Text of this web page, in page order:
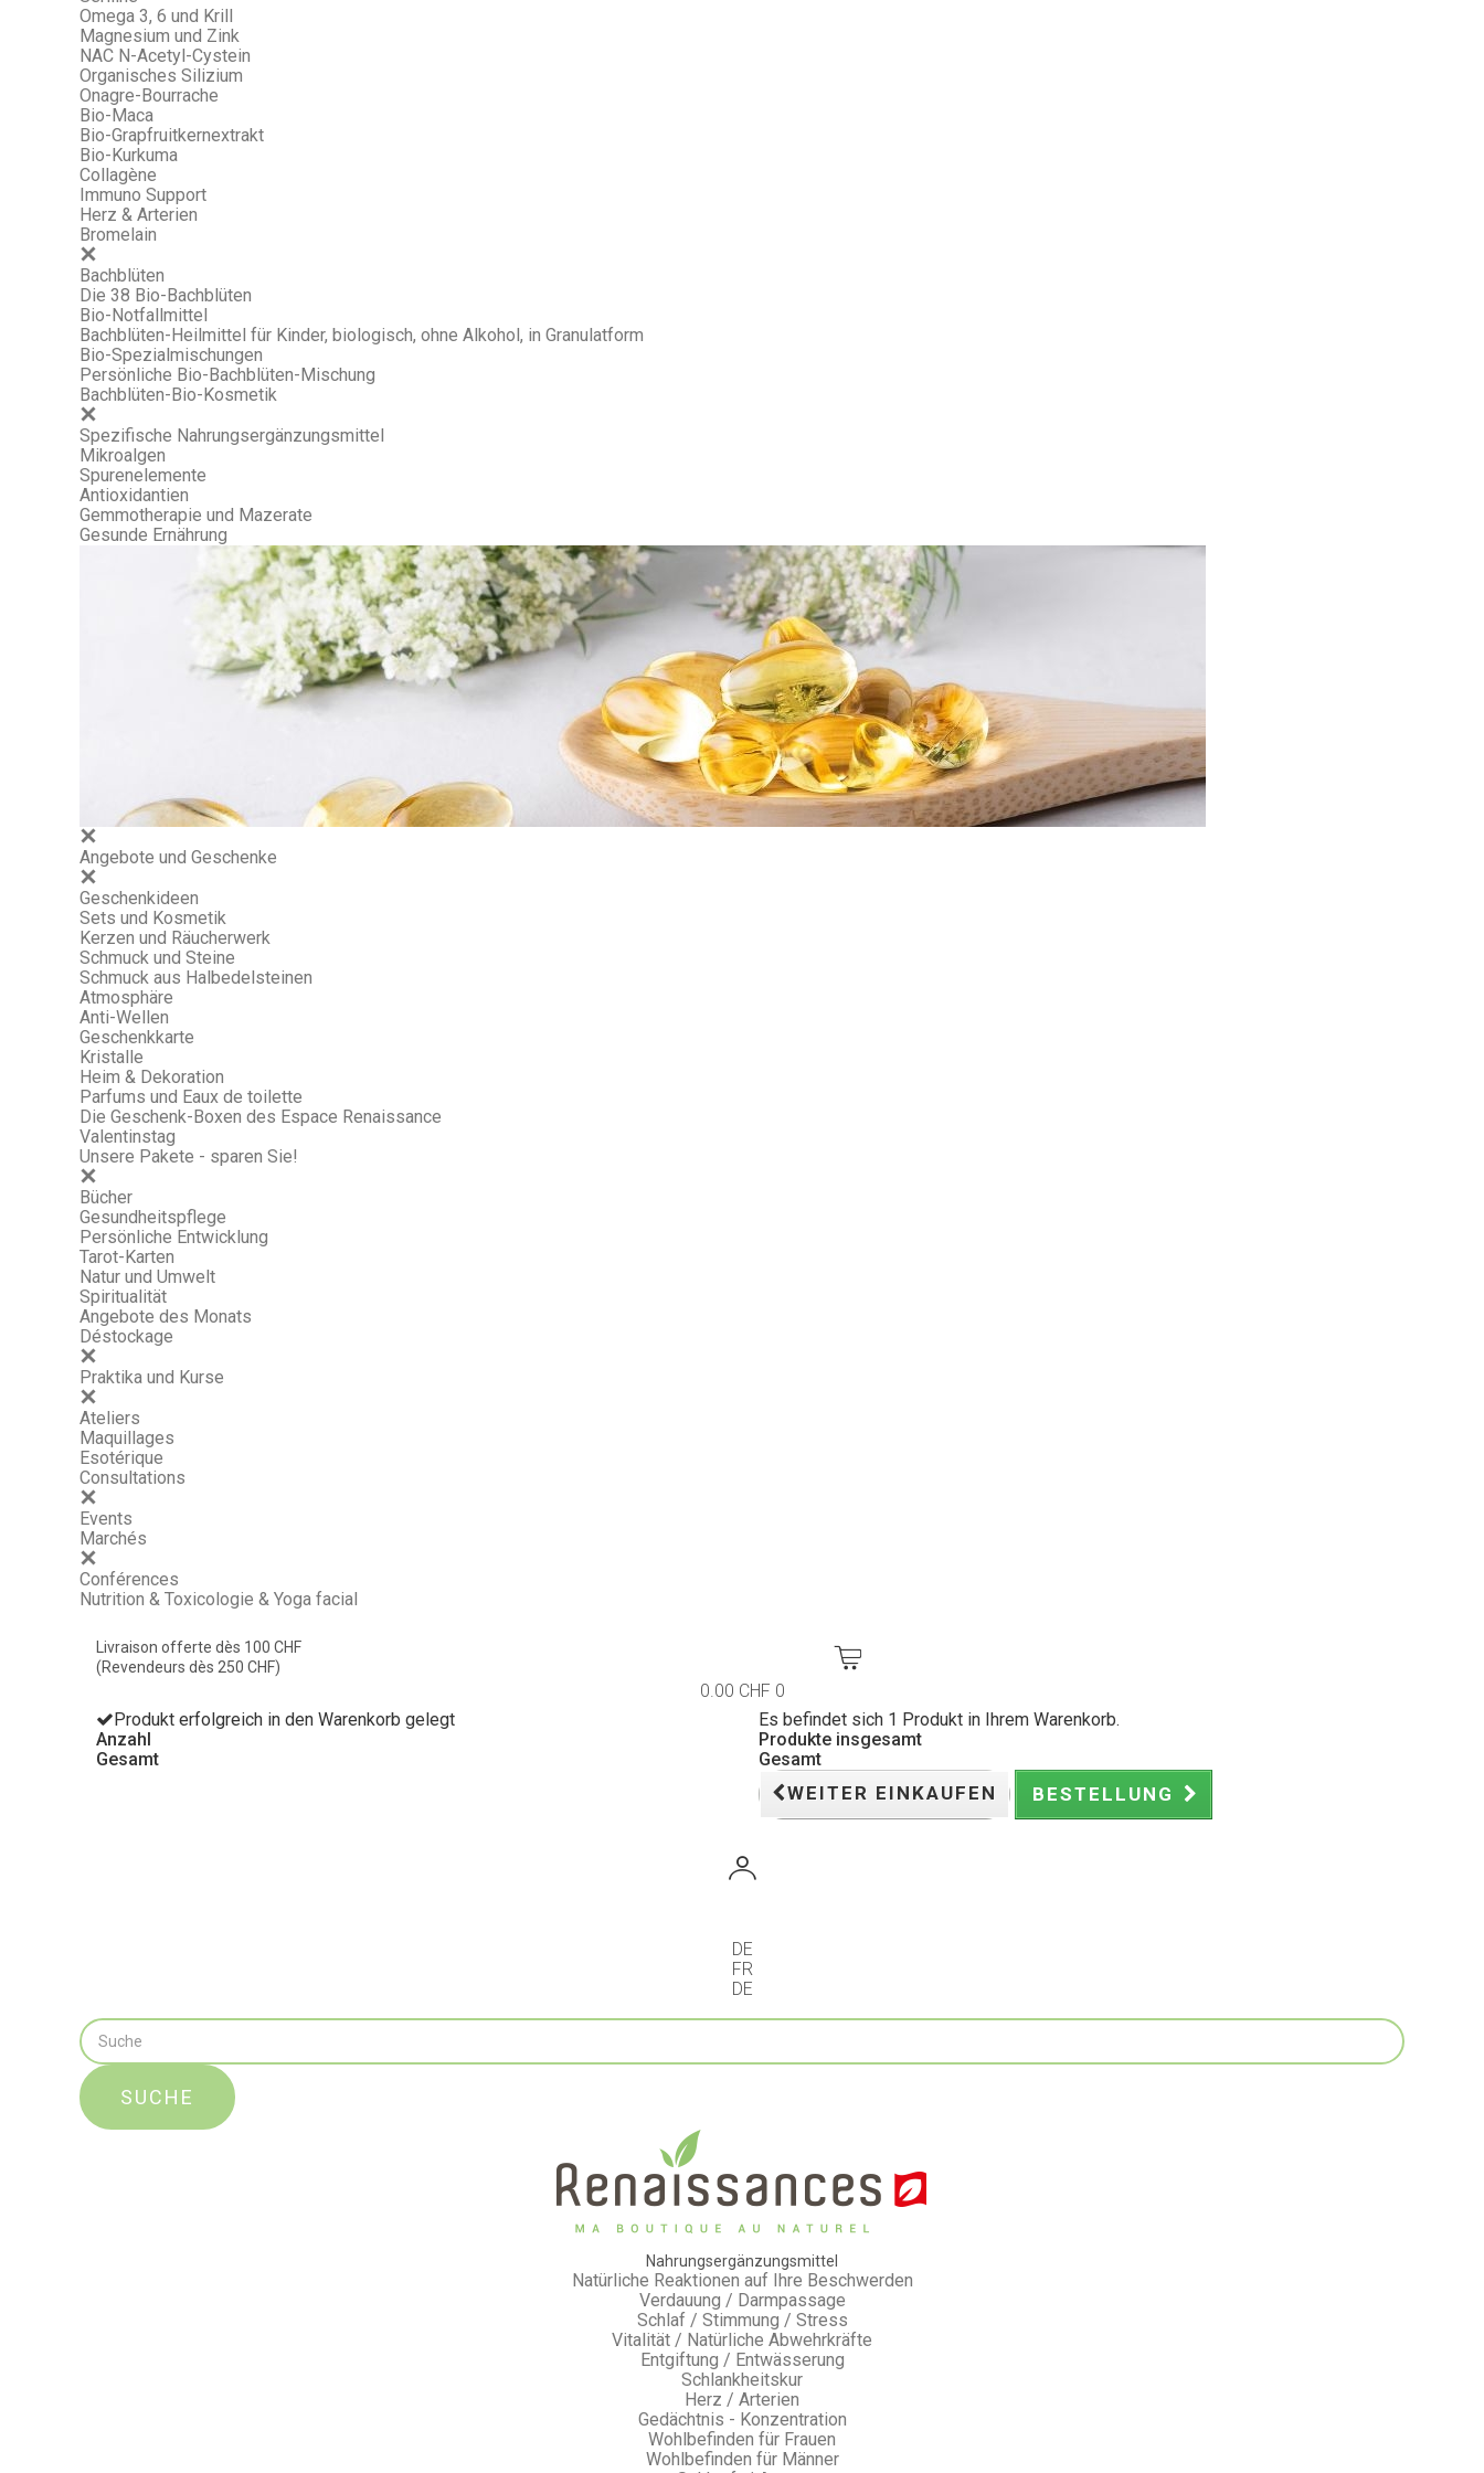
Omega 3, 6 und Krill
Magnesium und Zink
NAC N-Acetyl-Cystein
Organisches Silizium
Onagre-Bourrache
Bio-Maca
Bio-Grapfruitkernextrakt
Bio-Kurkuma
Collagène
Immuno Support
Herz & Arterien
Bromelain
Bachblüten
Die 38 Bio-Bachblüten
Bio-Notfallmittel
Bachblüten-Heilmittel für Kinder, biologisch, ohne Alkohol, in Granulatform
Bio-Spezialmischungen
Persönliche Bio-Bachblüten-Mischung
Bachblüten-Bio-Kosmetik
Spezifische Nahrungsergänzungsmittel
Mikroalgen
Spurenelemente
Antioxidantien
Gemmotherapie und Mazerate
Gesunde Ernährung
Angebote und Geschenke
Geschenkideen
Sets und Kosmetik
Kerzen und Räucherwerk
Schmuck und Steine
Schmuck aus Halbedelsteinen
Atmosphäre
Anti-Wellen
Geschenkkarte
Kristalle
Heim & Dekoration
Parfums und Eaux de toilette
Die Geschenk-Boxen des Espace Renaissance
Valentinstag
Unsere Pakete - sparen Sie!
Bücher
Gesundheitspflege
Persönliche Entwicklung
Tarot-Karten
Natur und Umwelt
Spiritualität
Angebote des Monats
Déstockage
Praktika und Kurse
Ateliers
Maquillages
Esotérique
Consultations
Events
Marchés
Conférences
Nutrition & Toxicologie & Yoga facial
Livraison offerte dès 100 CHF
(Revendeurs dès 250 CHF)
0.00 CHF 0
Produkt erfolgreich in den Warenkorb gelegt
Anzahl
Gesamt
Es befindet sich 1 Produkt in Ihrem Warenkorb.
Produkte insgesamt
Gesamt
WEITER EINKAUFEN BESTELLUNG
DE
FR
DE
SUCHE
Nahrungsergänzungsmittel
Natürliche Reaktionen auf Ihre Beschwerden
Verdauung / Darmpassage
Schlaf / Stimmung / Stress
Vitalität / Natürliche Abwehrkräfte
Entgiftung / Entwässerung
Schlankheitskur
Herz / Arterien
Gedächtnis - Konzentration
Wohlbefinden für Frauen
Wohlbefinden für Männer